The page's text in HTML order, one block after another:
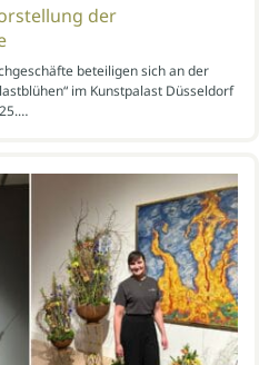
der
beteiligen sich an der
im Kunstpalast Düsseldorf